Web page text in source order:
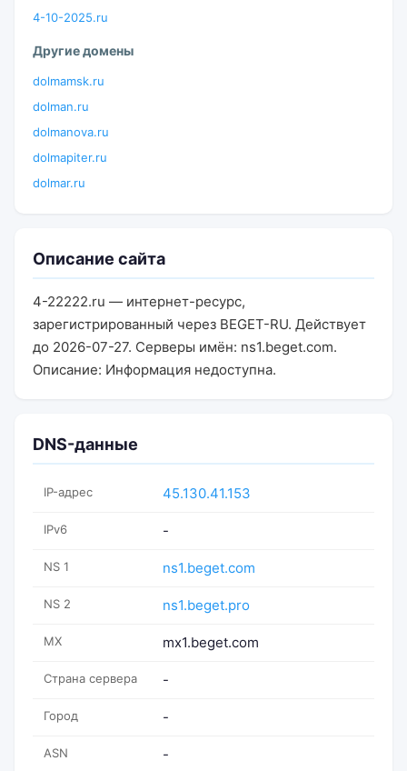
4-10-2025.ru
Другие домены
dolmamsk.ru
dolman.ru
dolmanova.ru
dolmapiter.ru
dolmar.ru
Описание сайта
4-22222.ru — интернет-ресурс,
зарегистрированный через BEGET-RU. Действует
до 2026-07-27. Серверы имён: ns1.beget.com.
Описание: Информация недоступна.
DNS-данные
IP-адрес 45.130.41.153
IPv6 -
NS 1 ns1.beget.com
NS 2 ns1.beget.pro
MX mx1.beget.com
Страна сервера -
Город -
ASN -